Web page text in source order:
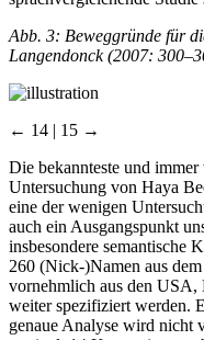
Abb. 3: Beweggründe für
Langendonck (2007:
← 14 | 15 →
Die bekannteste und
Untersuchung von Haya
eine der wenigen
auch ein Ausgangspunkt
insbesondere semantische
260 (Nick-)Namen aus
vornehmlich aus den USA,
weiter spezifiziert werden.
genaue Analyse wird nicht